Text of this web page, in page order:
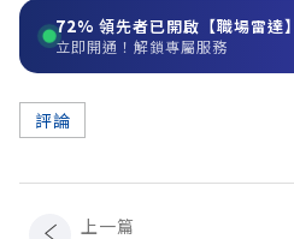
72% 領先者已開啟【職場雷達】
立即開通！解鎖專屬服務
評論
上一篇